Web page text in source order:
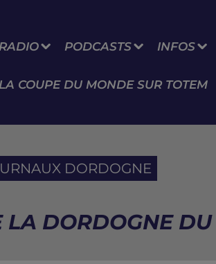
RADIO PODCASTS INFOS
LA COUPE DU MONDE SUR TOTEM
DORDOGNE
LA DORDOGNE